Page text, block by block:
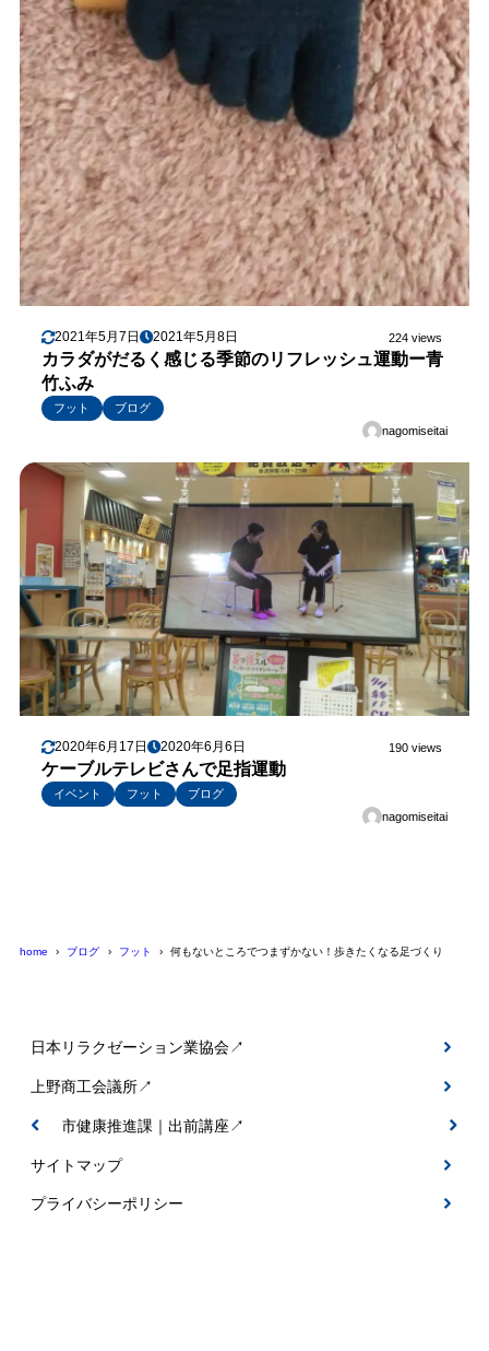
2021年5月7日 2021年5月8日 224 views
カラダがだるく感じる季節のリフレッシュ運動ー青
竹ふみ
フット
ブログ
nagomiseitai
2020年6月17日 2020年6月6日 190 views
ケーブルテレビさんで足指運動
イベント フット
ブログ
nagomiseitai
home ブログ フット 何もないところでつまずかない！歩きたくなる足づくり
日本リラクゼーション業協会↗
上野商工会議所↗
伊賀市健康推進課｜出前講座↗
サイトマップ
プライバシーポリシー